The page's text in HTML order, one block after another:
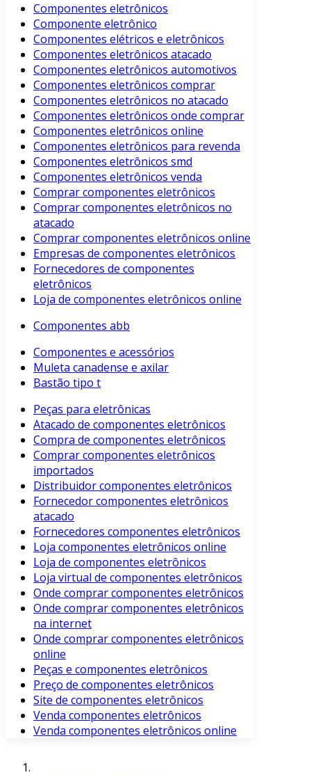
Componentes eletrônicos
Componente eletrônico
Componentes elétricos e eletrônicos
Componentes eletrônicos atacado
Componentes eletrônicos automotivos
Componentes eletrônicos comprar
Componentes eletrônicos no atacado
Componentes eletrônicos onde comprar
Componentes eletrônicos online
Componentes eletrônicos para revenda
Componentes eletrônicos smd
Componentes eletrônicos venda
Comprar componentes eletrônicos
Comprar componentes eletrônicos no
atacado
Comprar componentes eletrônicos online
Empresas de componentes eletrônicos
Fornecedores de componentes
eletrônicos
Loja de componentes eletrônicos online
Componentes abb
Componentes e acessórios
Muleta canadense e axilar
Bastão tipo t
Peças para eletrônicas
Atacado de componentes eletrônicos
Compra de componentes eletrônicos
Comprar componentes eletrônicos
importados
Distribuidor componentes eletrônicos
Fornecedor componentes eletrônicos
atacado
Fornecedores componentes eletrônicos
Loja componentes eletrônicos online
Loja de componentes eletrônicos
Loja virtual de componentes eletrônicos
Onde comprar componentes eletrônicos
Onde comprar componentes eletrônicos
na internet
Onde comprar componentes eletrônicos
online
Peças e componentes eletrônicos
Preço de componentes eletrônicos
Site de componentes eletrônicos
Venda componentes eletrônicos
Venda componentes eletrônicos online